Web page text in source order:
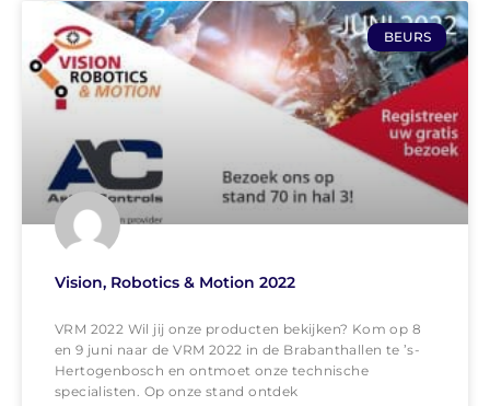
BEURS
Vision, Robotics & Motion 2022
VRM 2022 Wil jij onze producten bekijken? Kom op 8
en 9 juni naar de VRM 2022 in de Brabanthallen te ’s-
Hertogenbosch en ontmoet onze technische
specialisten. Op onze stand ontdek